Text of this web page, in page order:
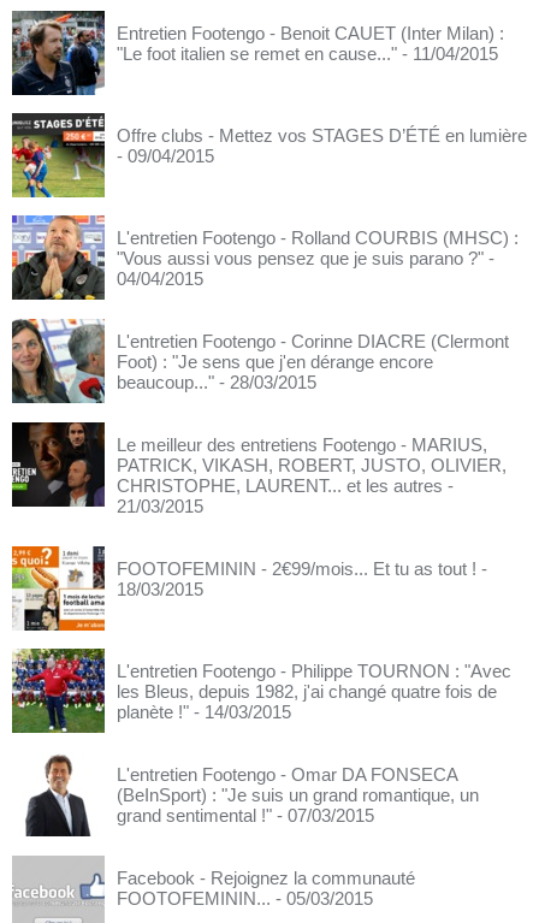
Entretien Footengo - Benoit CAUET (Inter Milan) :
"Le foot italien se remet en cause..." - 11/04/2015
Offre clubs - Mettez vos STAGES D’ÉTÉ en lumière
- 09/04/2015
L'entretien Footengo - Rolland COURBIS (MHSC) :
"Vous aussi vous pensez que je suis parano ?" -
04/04/2015
L'entretien Footengo - Corinne DIACRE (Clermont
Foot) : "Je sens que j'en dérange encore
beaucoup..." - 28/03/2015
Le meilleur des entretiens Footengo - MARIUS,
PATRICK, VIKASH, ROBERT, JUSTO, OLIVIER,
CHRISTOPHE, LAURENT... et les autres -
21/03/2015
FOOTOFEMININ - 2€99/mois... Et tu as tout ! -
18/03/2015
L'entretien Footengo - Philippe TOURNON : "Avec
les Bleus, depuis 1982, j'ai changé quatre fois de
planète !" - 14/03/2015
L'entretien Footengo - Omar DA FONSECA
(BeInSport) : "Je suis un grand romantique, un
grand sentimental !" - 07/03/2015
Facebook - Rejoignez la communauté
FOOTOFEMININ... - 05/03/2015